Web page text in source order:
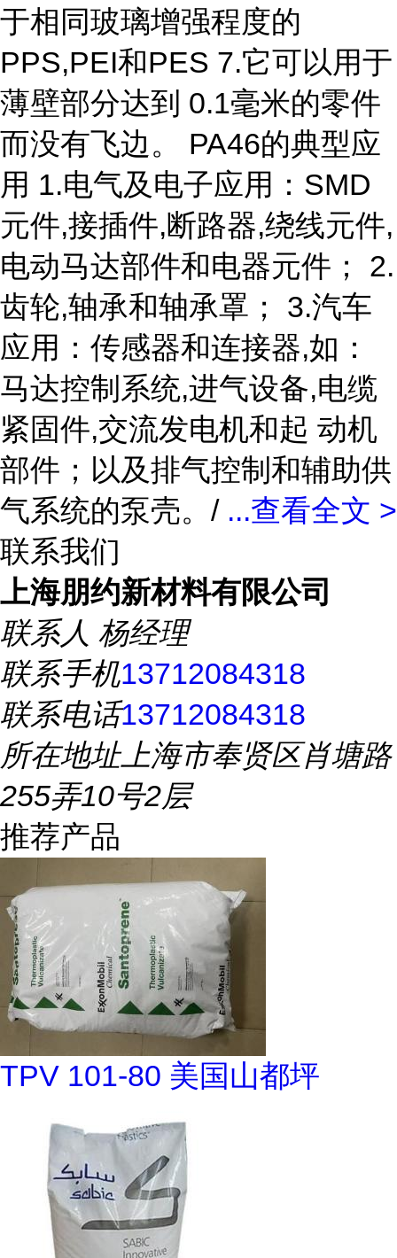
于相同玻璃增强程度的
PPS,PEI和PES 7.它可以用于
薄壁部分达到 0.1毫米的零件
而没有飞边。 PA46的典型应
用 1.电气及电子应用：SMD
元件,接插件,断路器,绕线元件,
电动马达部件和电器元件； 2.
齿轮,轴承和轴承罩； 3.汽车
应用：传感器和连接器,如：
马达控制系统,进气设备,电缆
紧固件,交流发电机和起 动机
部件；以及排气控制和辅助供
气系统的泵壳。/ ...查看全文 >
联系我们
上海朋约新材料有限公司
联系人 杨经理
联系手机13712084318
联系电话13712084318
所在地址上海市奉贤区肖塘路
255弄10号2层
推荐产品
TPV 101-80 美国山都坪